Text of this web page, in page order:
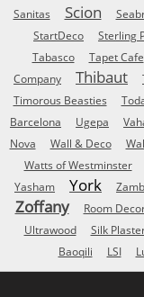
Sanitas
Scion
StartDeco
Sterling
Tabasco
Tapet Cafe
Company
Thibaut
Timorous Beasties
Barcelona
Ugepa
Nova
Wall & Deco
Watts of Westminster
Yasham
York
Zoffany Room
Ultrawood
Silk
Baoqili
LSI